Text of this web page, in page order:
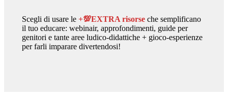
Scegli di usare le +💯EXTRA risorseche semplificano
il tuo educare: webinair, approfondimenti, guide per
genitori e tante aree ludico-didattiche + gioco-esperienze
per farli imparare divertendosi!